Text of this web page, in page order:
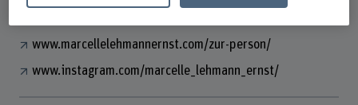
www.marcellelehmannernst.com/zur-person/
www.instagram.com/marcelle_lehmann_ernst/